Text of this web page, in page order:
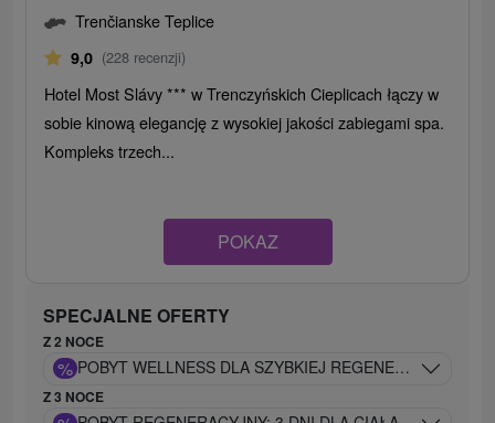
Trenčianske Teplice
9,0 (228 recenzji)
Hotel Most Slávy *** w Trenczyńskich Cieplicach łączy w
sobie kinową elegancję z wysokiej jakości zabiegami spa.
Kompleks trzech...
POKAZ
SPECJALNE OFERTY
Z 2 NOCE
% POBYT WELLNESS DLA SZYBKIEJ REGENERACJI
Z 3 NOCE